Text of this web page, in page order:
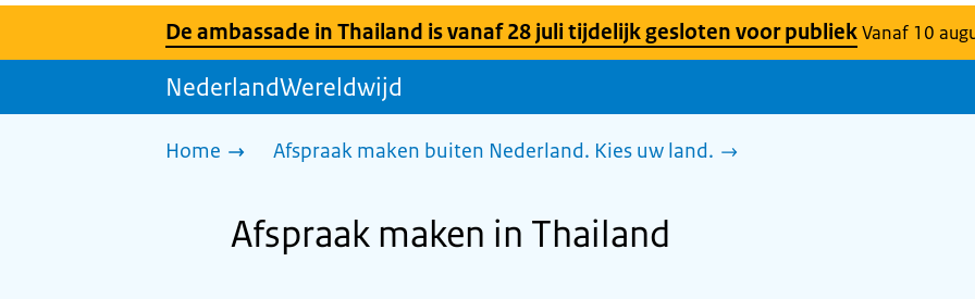
De ambassade in Thailand is vanaf 28 juli tijdelijk gesloten voor publiekVanaf 10
NederlandWereldwijd
Home Afspraak maken buiten Nederland. Kies uw land.
Afspraak maken in Thailand